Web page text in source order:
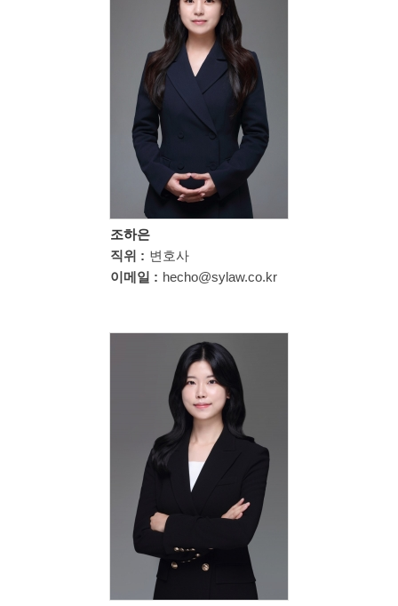
조하은
직위 : 변호사
이메일 : hecho@sylaw.co.kr